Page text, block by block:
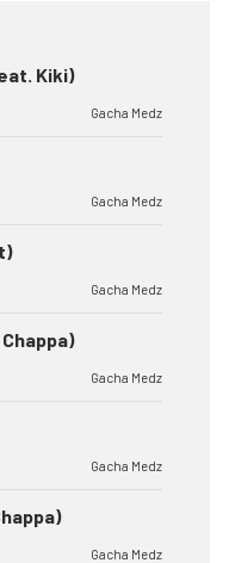
Kiki)
Gacha Medz
Gacha Medz
Gacha Medz
Gacha Medz
Gacha Medz
Gacha Medz